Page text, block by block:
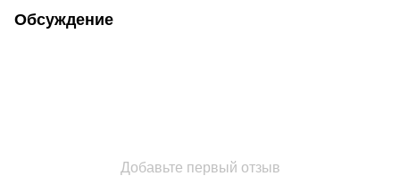
Обсуждение
Добавьте первый отзыв